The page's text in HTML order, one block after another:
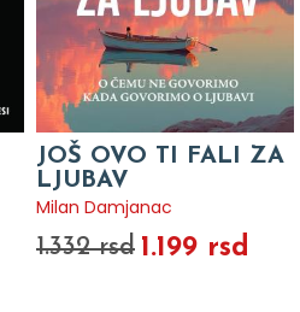
JOŠ OVO TI FALI ZA
LJUBAV
Milan Damjanac
1.332 rsd 1.199 rsd